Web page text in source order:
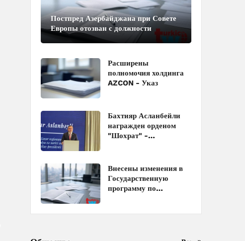
Постпред Азербайджана при Совете
Европы отозван с должности
Расширены
полномочия холдинга
AZCON - Указ
Бахтияр Асланбейли
награжден орденом
"Шохрат" -
Внесены изменения в
Государственную
программу по